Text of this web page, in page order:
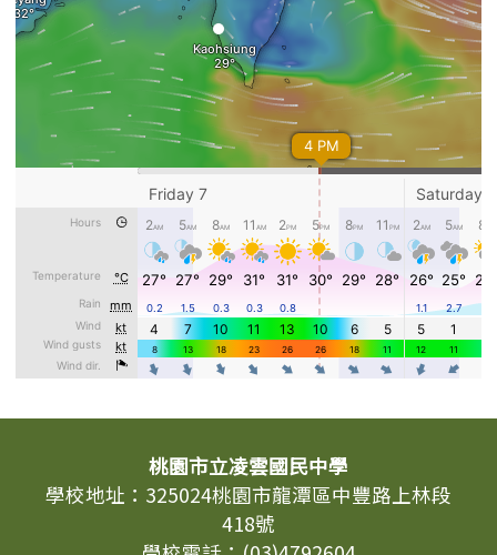
頁尾區域內容桃園市立凌雲國民中學
學校地址：325024桃園市龍潭區中豐路上林段
418號